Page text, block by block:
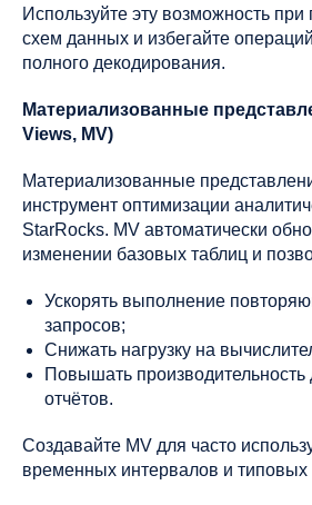
Используйте эту возможность при
схем данных и избегайте
полного декодирования.
Материализованные
Views, MV)
Материализованные
инструмент оптимизации
StarRocks. MV автоматически
изменении базовых таблиц и
Ускорять выполнение
запросов;
Снижать нагрузку на
Повышать
отчётов.
Создавайте MV для часто
временных интервалов и